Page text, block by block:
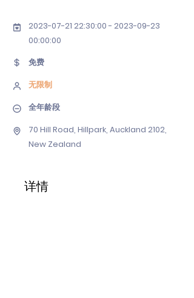
2023-07-21 22:30:00 - 2023-09-23
00:00:00
免费
无限制
全年龄段
70 Hill Road, Hillpark, Auckland 2102,
New Zealand
详情